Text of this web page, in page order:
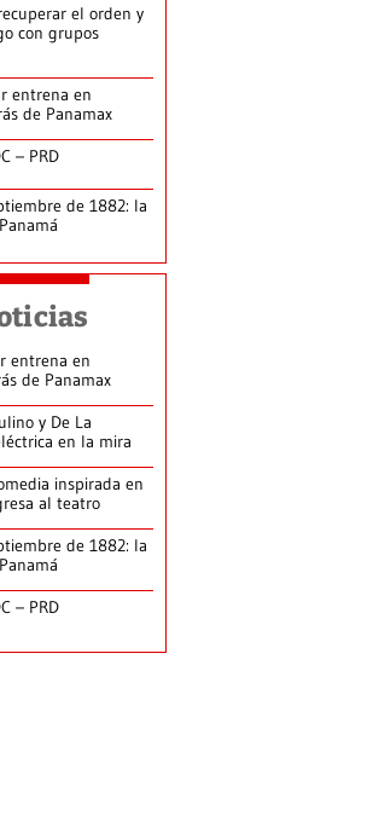
el orden y
con grupos
entrena en
de Panamax
– PRD
de 1882: la
entrena en
de Panamax
y De La
en la mira
inspirada en
al teatro
de 1882: la
– PRD